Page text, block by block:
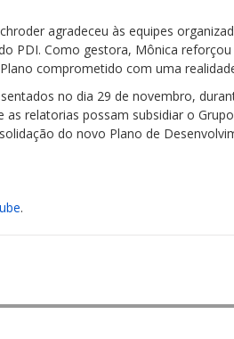
agradeceu às equipes
PDI. Como gestora, Mônica
comprometido com uma
no dia 29 de novembro,
relatorias possam subsidiar o
do novo Plano de
.